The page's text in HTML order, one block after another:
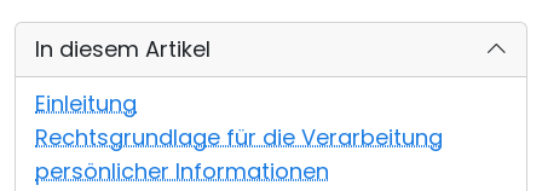
In diesem Artikel
Einleitung
Rechtsgrundlage für die Verarbeitung
persönlicher Informationen
Unbeaufsichtigter Zugriff
Active Directory-Unterstützung
MSI-Konfiguration